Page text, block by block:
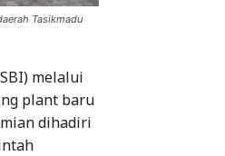
Tasikmadu
melalui
plant baru
dihadiri